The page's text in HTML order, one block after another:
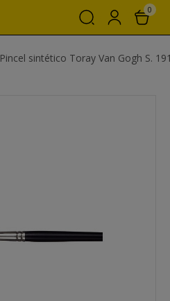
0
Pincel sintético Toray Van Gogh S.